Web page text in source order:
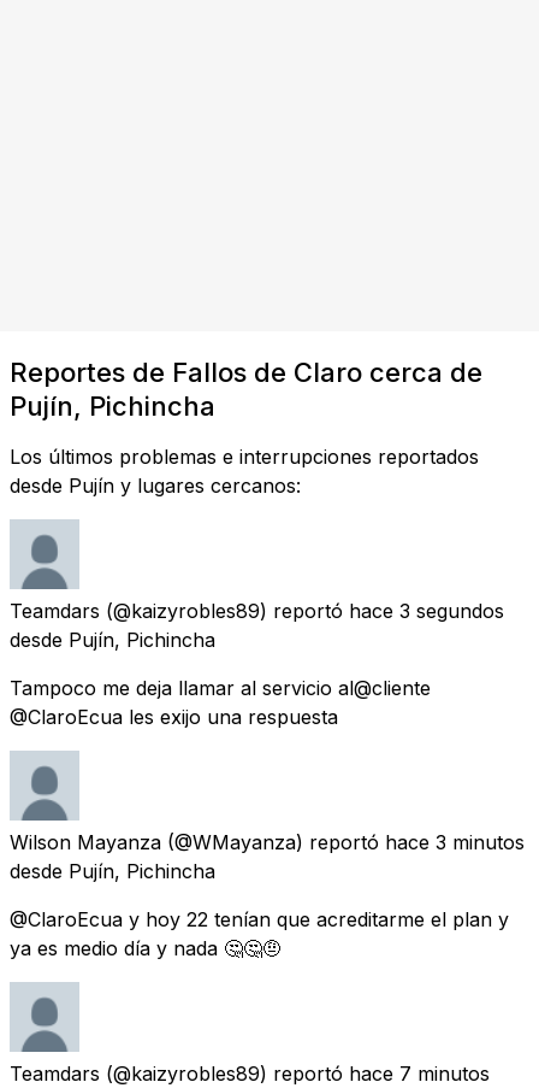
Reportes de Fallos de Claro cerca de
Pujín, Pichincha
Los últimos problemas e interrupciones reportados
desde Pujín y lugares cercanos:
Teamdars (@kaizyrobles89) reportó hace 3 segundos
desde Pujín, Pichincha
Tampoco me deja llamar al servicio al@cliente
@ClaroEcua les exijo una respuesta
Wilson Mayanza (@WMayanza) reportó hace 3 minutos
desde Pujín, Pichincha
@ClaroEcua y hoy 22 tenían que acreditarme el plan y
ya es medio día y nada 🤔🤔🤨
Teamdars (@kaizyrobles89) reportó hace 7 minutos